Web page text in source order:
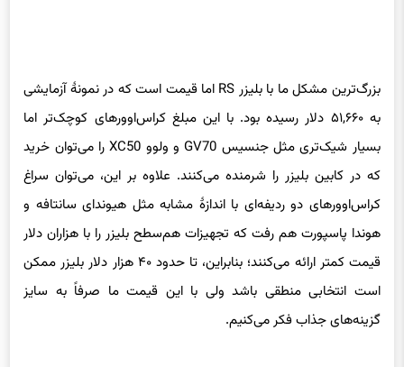
بزرگ‌ترین مشکل ما با بلیزر RS اما قیمت است که در نمونهٔ آزمایشی
به ۵۱,۶۶۰ دلار رسیده بود. با این مبلغ کراس‌اوورهای کوچک‌تر اما
بسیار شیک‌تری مثل جنسیس GV70 و ولوو XC50 را می‌توان خرید
که در کابین بلیزر را شرمنده می‌کنند. علاوه بر این، می‌توان سراغ
کراس‌اوورهای دو ردیفه‌ای با اندازهٔ مشابه مثل هیوندای سانتافه و
هوندا پاسپورت هم رفت که تجهیزات هم‌سطح بلیزر را با هزاران دلار
قیمت کمتر ارائه می‌کنند؛ بنابراین، تا حدود ۴۰ هزار دلار بلیزر ممکن
است انتخابی منطقی باشد ولی با این قیمت ما صرفاً به سایز
گزینه‌های جذاب فکر می‌کنیم.